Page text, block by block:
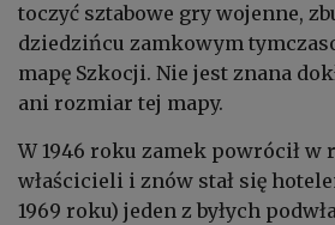
toczyć sztabowe gry wojenne,
dziedzińcu zamkowym
mapę Szkocji. Nie jest znana
ani rozmiar tej mapy.
W 1946 roku zamek powrócił w
właścicieli i znów stał się
1969 roku) jeden z byłych